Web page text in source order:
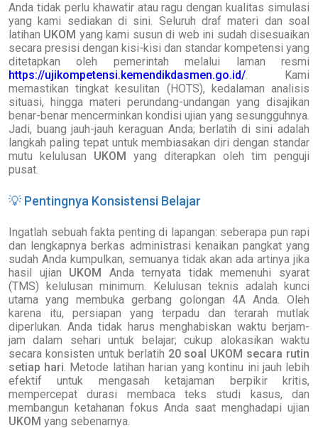
Anda tidak perlu khawatir atau ragu dengan kualitas simulasi
yang kami sediakan di sini. Seluruh draf materi dan soal
latihan UKOM yang kami susun di web ini sudah disesuaikan
secara presisi dengan kisi-kisi dan standar kompetensi yang
ditetapkan oleh pemerintah melalui laman resmi
https://ujikompetensi.kemendikdasmen.go.id/. Kami
memastikan tingkat kesulitan (HOTS), kedalaman analisis
situasi, hingga materi perundang-undangan yang disajikan
benar-benar mencerminkan kondisi ujian yang sesungguhnya.
Jadi, buang jauh-jauh keraguan Anda; berlatih di sini adalah
langkah paling tepat untuk membiasakan diri dengan standar
mutu kelulusan UKOM yang diterapkan oleh tim penguji
pusat.
💡 Pentingnya Konsistensi Belajar
Ingatlah sebuah fakta penting di lapangan: seberapa pun rapi
dan lengkapnya berkas administrasi kenaikan pangkat yang
sudah Anda kumpulkan, semuanya tidak akan ada artinya jika
hasil ujian UKOM Anda ternyata tidak memenuhi syarat
(TMS) kelulusan minimum. Kelulusan teknis adalah kunci
utama yang membuka gerbang golongan 4A Anda. Oleh
karena itu, persiapan yang terpadu dan terarah mutlak
diperlukan. Anda tidak harus menghabiskan waktu berjam-
jam dalam sehari untuk belajar; cukup alokasikan waktu
secara konsisten untuk berlatih 20 soal UKOM secara rutin
setiap hari. Metode latihan harian yang kontinu ini jauh lebih
efektif untuk mengasah ketajaman berpikir kritis,
mempercepat durasi membaca teks studi kasus, dan
membangun ketahanan fokus Anda saat menghadapi ujian
UKOM yang sebenarnya.